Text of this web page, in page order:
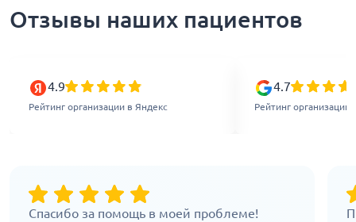
Отзывы наших пациентов
4.9
Рейтинг организации в Яндекс
4.7
Рейтинг организации
Спасибо за помощь в моей проблеме!